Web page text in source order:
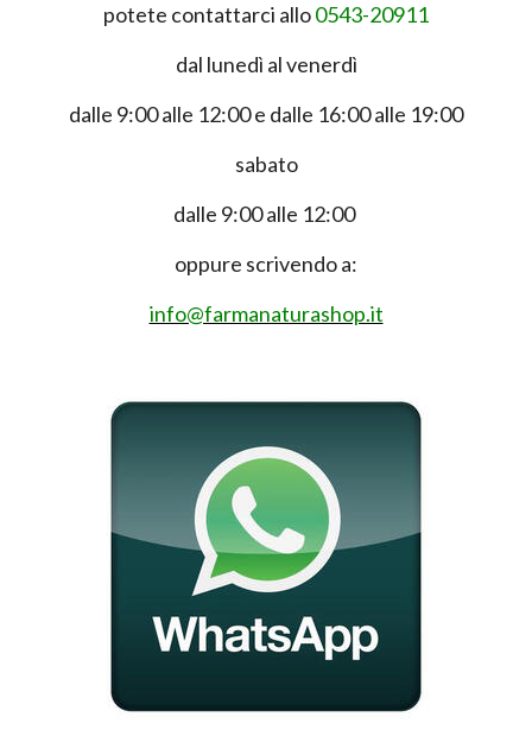
potete contattarci allo0543-20911
dal lunedì al venerdì
dalle 9:00 alle 12:00 e dalle 16:00 alle 19:00
sabato
dalle 9:00 alle 12:00
oppure scrivendo a:
info@farmanaturashop.it